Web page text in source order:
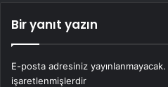
Bir yanıt yazın
E-posta adresiniz yayınlanmayacak.
işaretlenmişlerdir